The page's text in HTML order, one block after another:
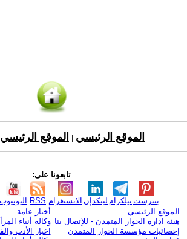
الموقع الرئيسي الموقع
تابعونا على:
اليوتيوب RSS الانستغرام لينكدإن تيلكرامبنترست
الموقع الرئيسي
هيئة ادارة الحوار المتمدن - للإتصال بنا
إحصائيات مؤسسة الحوار المتمدن
أخبار عامة
وكالة أنباء
اخبار الأدب